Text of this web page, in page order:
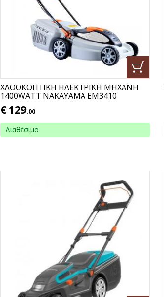
ΧΛΟΟΚΟΠΤΙΚΗ ΗΛΕΚΤΡΙΚΗ ΜΗΧΑΝΗ
1400WATT NAKAYAMA EM3410
€ 129.00
Διαθέσιμο